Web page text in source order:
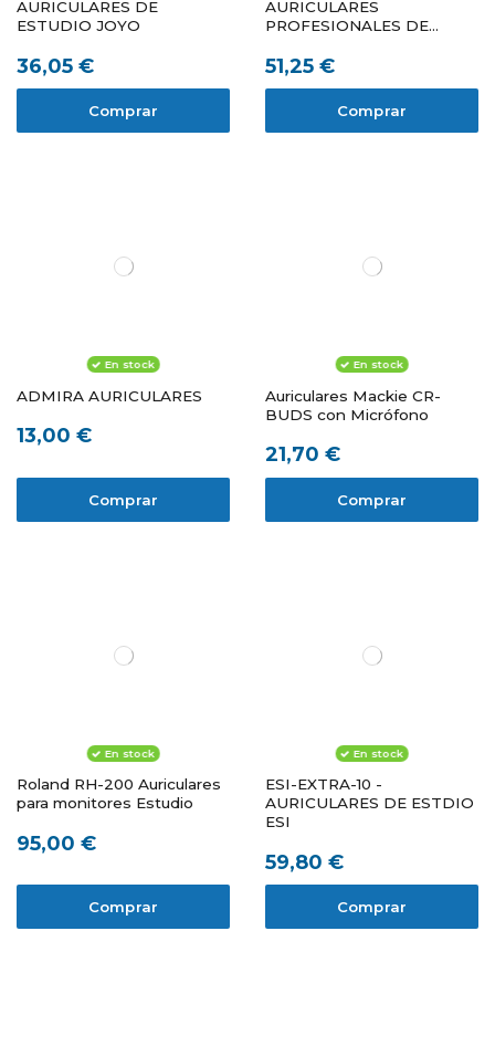
AURICULARES DE
ESTUDIO JOYO
36,05 €
Comprar
AURICULARES
PROFESIONALES DE
51,25 €
Comprar
En stock
ADMIRA AURICULARES
13,00 €
Comprar
En stock
Auriculares Mackie CR-
BUDS con Micrófono
21,70 €
Comprar
En stock
Roland RH-200 Auriculares
para monitores Estudio
95,00 €
Comprar
En stock
ESI-EXTRA-10 -
AURICULARES DE ESTDIO
ESI
59,80 €
Comprar